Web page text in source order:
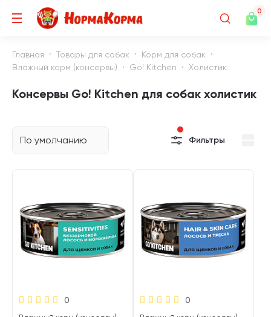
0
Главная Товары для собак
Корм для собак
Влажный корм (консервы)
Go! Kitchen Холистик
Консервы Go! Kitchen для собак холистик
По умолчанию Фильтры
0 0